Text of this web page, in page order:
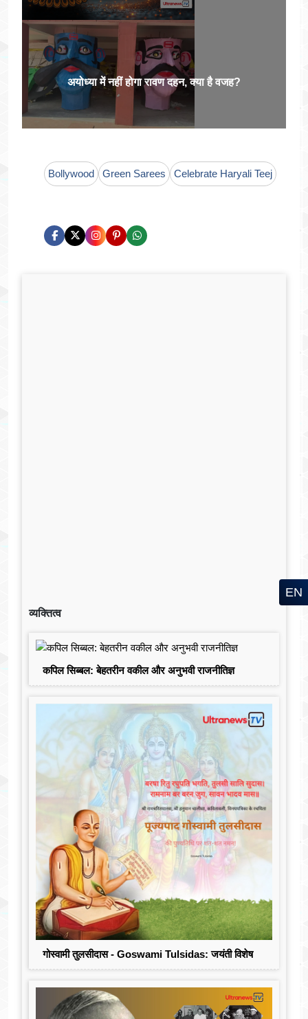
अयोध्या में नहीं होगा रावण दहन, क्या है वजह?
Bollywood Green Sarees Celebrate Haryali Teej
व्यक्तित्व
कपिल सिब्बल: बेहतरीन वकील और अनुभवी राजनीतिज्ञ
गोस्वामी तुलसीदास - Goswami Tulsidas: जयंती विशेष
EN